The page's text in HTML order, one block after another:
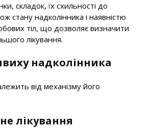
складок, їх схильності до
стану надколінника і наявністю
тіл, що дозволяє визначити
лікування.
надколінника
від механізму його
лікування